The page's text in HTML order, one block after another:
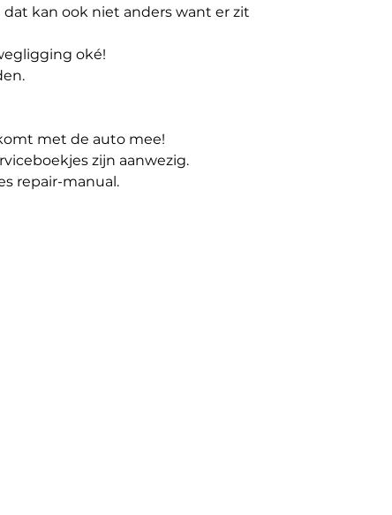
kan ook niet anders want er zit
oké!
met de auto mee!
zijn aanwezig.
repair-manual.